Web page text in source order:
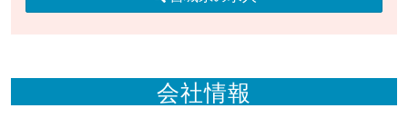
会社情報